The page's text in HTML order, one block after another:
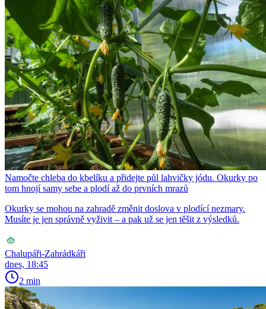
Namočte chleba do kbelíku a přidejte půl lahvičky jódu. Okurky po
tom hnojí samy sebe a plodí až do prvních mrazů
Okurky se mohou na zahradě změnit doslova v plodící nezmary.
Musíte je jen správně vyživit – a pak už se jen těšit z výsledků.
Chalupáři-Zahrádkáři
dnes, 18:45
2 min